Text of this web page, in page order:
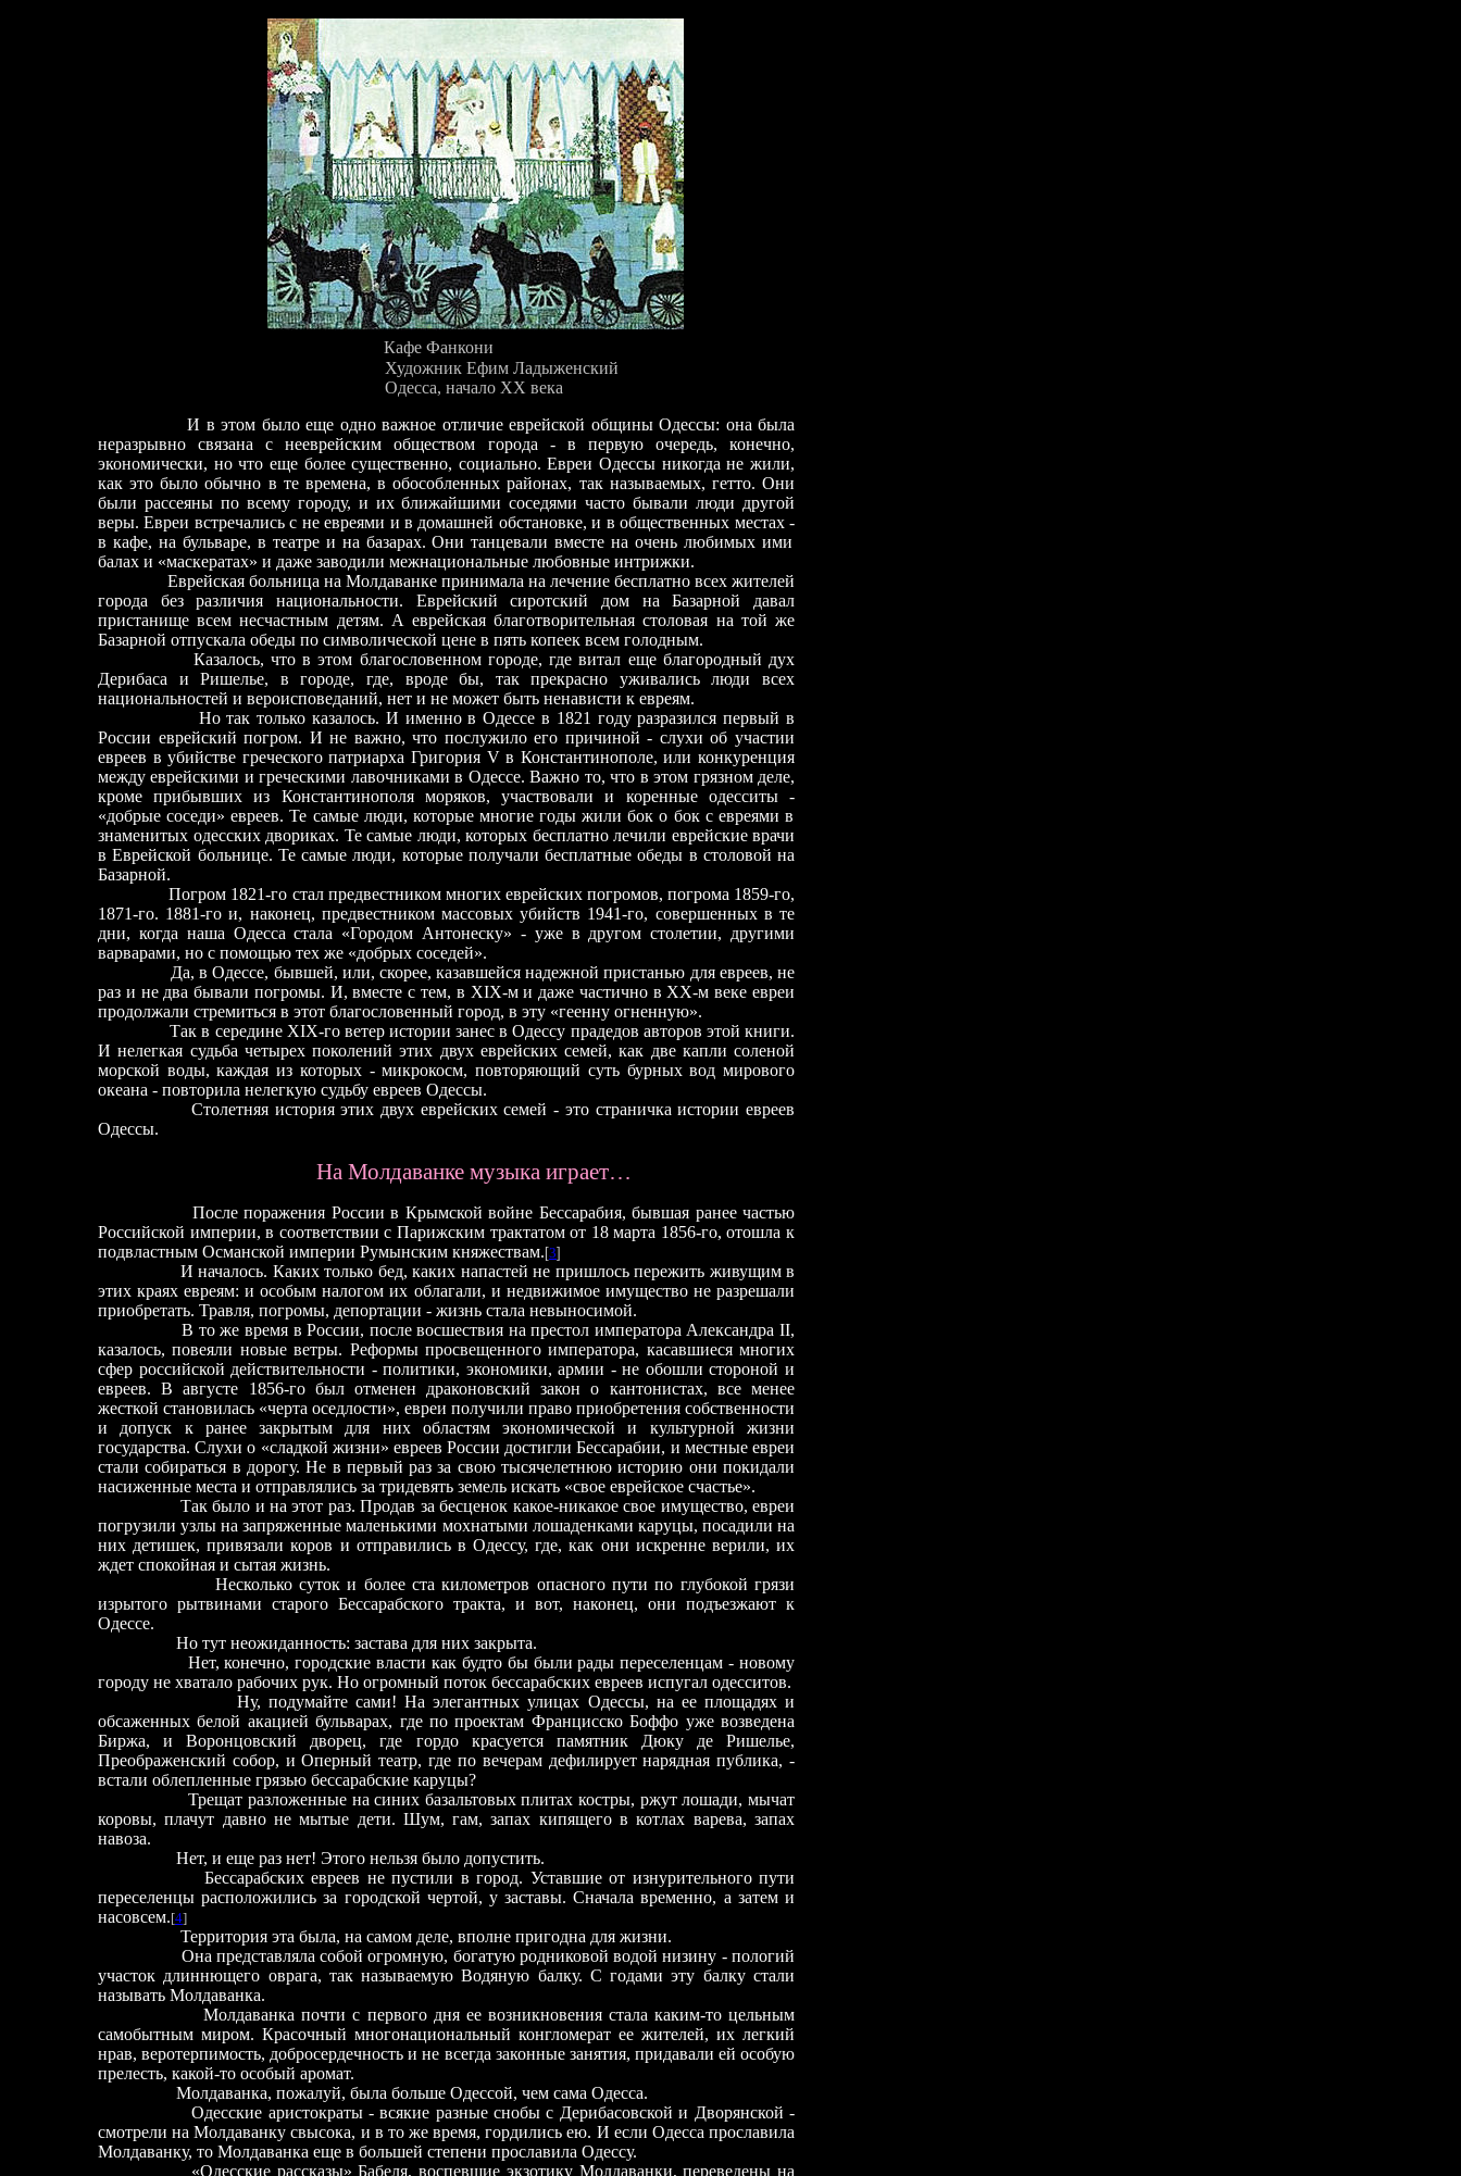
Кафе Фанкони
Художник Ефим Ладыженский
Одесса, начало ХХ века
И в этом было еще одно важное отличие еврейской общины Одессы: она была
неразрывно связана с нееврейским обществом города - в первую очередь, конечно,
экономически, но что еще более существенно, социально. Евреи Одессы никогда не жили,
как это было обычно в те времена, в обособленных районах, так называемых, гетто. Они
были рассеяны по всему городу, и их ближайшими соседями часто бывали люди другой
веры. Евреи встречались с не евреями и в домашней обстановке, и в общественных местах -
в кафе, на бульваре, в театре и на базарах. Они танцевали вместе на очень любимых ими
балах и «маскератах» и даже заводили межнациональные любовные интрижки.
Еврейская больница на Молдаванке принимала на лечение бесплатно всех жителей
города без различия национальности. Еврейский сиротский дом на Базарной давал
пристанище всем несчастным детям. А еврейская благотворительная столовая на той же
Базарной отпускала обеды по символической цене в пять копеек всем голодным.
Казалось, что в этом благословенном городе, где витал еще благородный дух
Дерибаса и Ришелье, в городе, где, вроде бы, так прекрасно уживались люди всех
национальностей и вероисповеданий, нет и не может быть ненависти к евреям.
Но так только казалось. И именно в Одессе в 1821 году разразился первый в
России еврейский погром. И не важно, что послужило его причиной - слухи об участии
евреев в убийстве греческого патриарха Григория V в Константинополе, или конкуренция
между еврейскими и греческими лавочниками в Одессе. Важно то, что в этом грязном деле,
кроме прибывших из Константинополя моряков, участвовали и коренные одесситы -
«добрые соседи» евреев. Те самые люди, которые многие годы жили бок о бок с евреями в
знаменитых одесских двориках. Те самые люди, которых бесплатно лечили еврейские врачи
в Еврейской больнице. Те самые люди, которые получали бесплатные обеды в столовой на
Базарной.
Погром 1821-го стал предвестником многих еврейских погромов, погрома 1859-го,
1871-го. 1881-го и, наконец, предвестником массовых убийств 1941-го, совершенных в те
дни, когда наша Одесса стала «Городом Антонеску» - уже в другом столетии, другими
варварами, но с помощью тех же «добрых соседей».
Да, в Одессе, бывшей, или, скорее, казавшейся надежной пристанью для евреев, не
раз и не два бывали погромы. И, вместе с тем, в XIX-м и даже частично в XX-м веке евреи
продолжали стремиться в этот благословенный город, в эту «геенну огненную».
Так в середине XIX-го ветер истории занес в Одессу прадедов авторов этой книги.
И нелегкая судьба четырех поколений этих двух еврейских семей, как две капли соленой
морской воды, каждая из которых - микрокосм, повторяющий суть бурных вод мирового
океана - повторила нелегкую судьбу евреев Одессы.
Столетняя история этих двух еврейских семей- это страничка истории евреев
Одессы.
На Молдаванке музыка играет…
После поражения России в Крымской войне Бессарабия, бывшая ранее частью
Российской империи, в соответствии с Парижским трактатом от 18 марта 1856-го, отошла к
подвластным Османской империи Румынским княжествам. [3]
И началось. Каких только бед, каких напастей не пришлось пережить живущим в
этих краях евреям: и особым налогом их облагали, и недвижимое имущество не разрешали
приобретать. Травля, погромы, депортации - жизнь стала невыносимой.
В то же время в России, после восшествия на престол императора Александра II,
казалось, повеяли новые ветры. Реформы просвещенного императора, касавшиеся многих
сфер российской действительности - политики, экономики, армии - не обошли стороной и
евреев. В августе 1856-го был отменен драконовский закон о кантонистах, все менее
жесткой становилась «черта оседлости», евреи получили право приобретения собственности
и допуск к ранее закрытым для них областям экономической и культурной жизни
государства. Слухи о «сладкой жизни» евреев России достигли Бессарабии, и местные евреи
стали собираться в дорогу. Не в первый раз за свою тысячелетнюю историю они покидали
насиженные места и отправлялись за тридевять земель искать «свое еврейское счастье».
Так было и на этот раз. Продав за бесценок какое-никакое свое имущество, евреи
погрузили узлы на запряженные маленькими мохнатыми лошаденками каруцы, посадили на
них детишек, привязали коров и отправились в Одессу, где, как они искренне верили, их
ждет спокойная и сытая жизнь.
Несколько суток и более ста километров опасного пути по глубокой грязи
изрытого рытвинами старого Бессарабского тракта, и вот, наконец, они подъезжают к
Одессе.
Но тут неожиданность: застава для них закрыта.
Нет, конечно, городские власти как будто бы были рады переселенцам - новому
городу не хватало рабочих рук. Но огромный поток бессарабских евреев испугал одесситов.
Ну, подумайте сами! На элегантных улицах Одессы, на ее площадях и
обсаженных белой акацией бульварах, где по проектам Францисско Боффо уже возведена
Биржа, и Воронцовский дворец, где гордо красуется памятник Дюку де Ришелье,
Преображенский собор, и Оперный театр, где по вечерам дефилирует нарядная публика, -
встали облепленные грязью бессарабские каруцы?
Трещат разложенные на синих базальтовых плитах костры, ржут лошади, мычат
коровы, плачут давно не мытые дети. Шум, гам, запах кипящего в котлах варева, запах
навоза.
Нет, и еще раз нет! Этого нельзя было допустить.
Бессарабских евреев не пустили в город. Уставшие от изнурительного пути
переселенцы расположились за городской чертой, у заставы. Сначала временно, а затем и
насовсем.[4]
Территория эта была, на самом деле, вполне пригодна для жизни.
Она представляла собой огромную, богатую родниковой водой низину - пологий
участок длиннющего оврага, так называемую Водяную балку. С годами эту балку стали
называть Молдаванка.
Молдаванка почти с первого дня ее возникновения стала каким-то цельным
самобытным миром. Красочный многонациональный конгломерат ее жителей, их легкий
нрав, веротерпимость, добросердечность и не всегда законные занятия, придавали ей особую
прелесть, какой-то особый аромат.
Молдаванка, пожалуй, была больше Одессой, чем сама Одесса.
Одесские аристократы - всякие разные снобы с Дерибасовской и Дворянской -
смотрели на Молдаванку свысока, и в то же время, гордились ею. И если Одесса прославила
Молдаванку, то Молдаванка еще в большей степени прославила Одессу.
«Одесские рассказы» Бабеля, воспевшие экзотику Молдаванки, переведены на